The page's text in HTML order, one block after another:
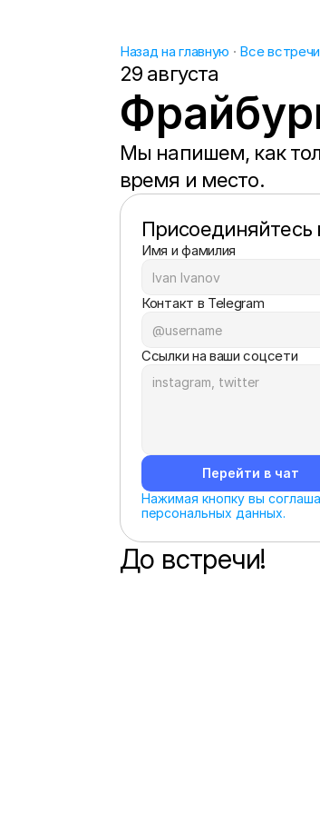
Назад на главную · Все
29 августа
Мы напишем, как
время и место.
Присоединяйтесь
Имя и фамилия
Контакт в Telegram
Ссылки на ваши соцсети
Перейти в чат
Нажимая кнопку вы
персональных данных.
До встречи!